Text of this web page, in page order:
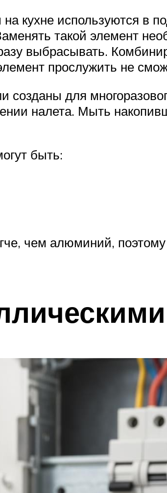
кухне используются в
такой элемент
выбрасывать.
прослужить не
для
налета. Мыть
быть:
чем алюминий,